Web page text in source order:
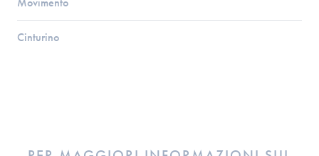
Cinturino